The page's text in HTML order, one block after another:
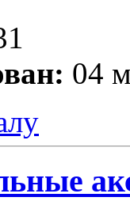
04